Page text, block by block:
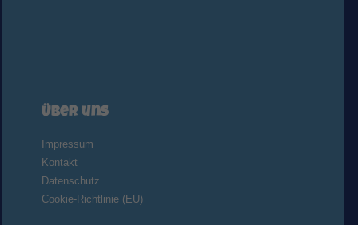
Über uns
Impressum
Kontakt
Datenschutz
Cookie-Richtlinie (EU)